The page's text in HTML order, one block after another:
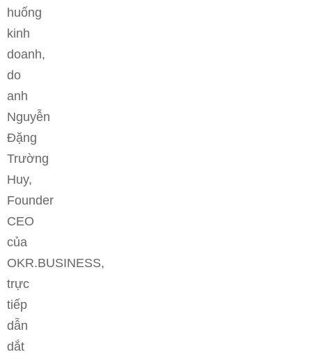
huống
kinh
doanh,
do
anh
Nguyễn
Đặng
Trường
Huy,
Founder
CEO
của
OKR.BUSINESS,
trực
tiếp
dẫn
dắt